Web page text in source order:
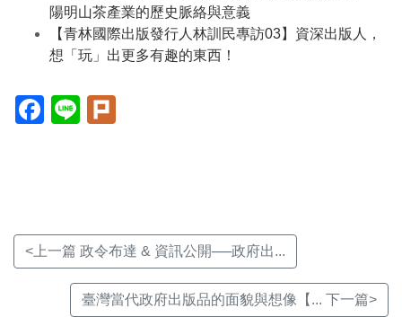
陽明山茶產業的歷史脈絡與意義
【青林國際出版發行人林訓民專訪03】資深出版人，
想「玩」出更多有趣的東西！
Facebook(另
開
Line(另
開
<上一篇 政令布達 & 資訊公開──政府出...
臺灣當代政府出版品的面貌與想像【... 下一篇>